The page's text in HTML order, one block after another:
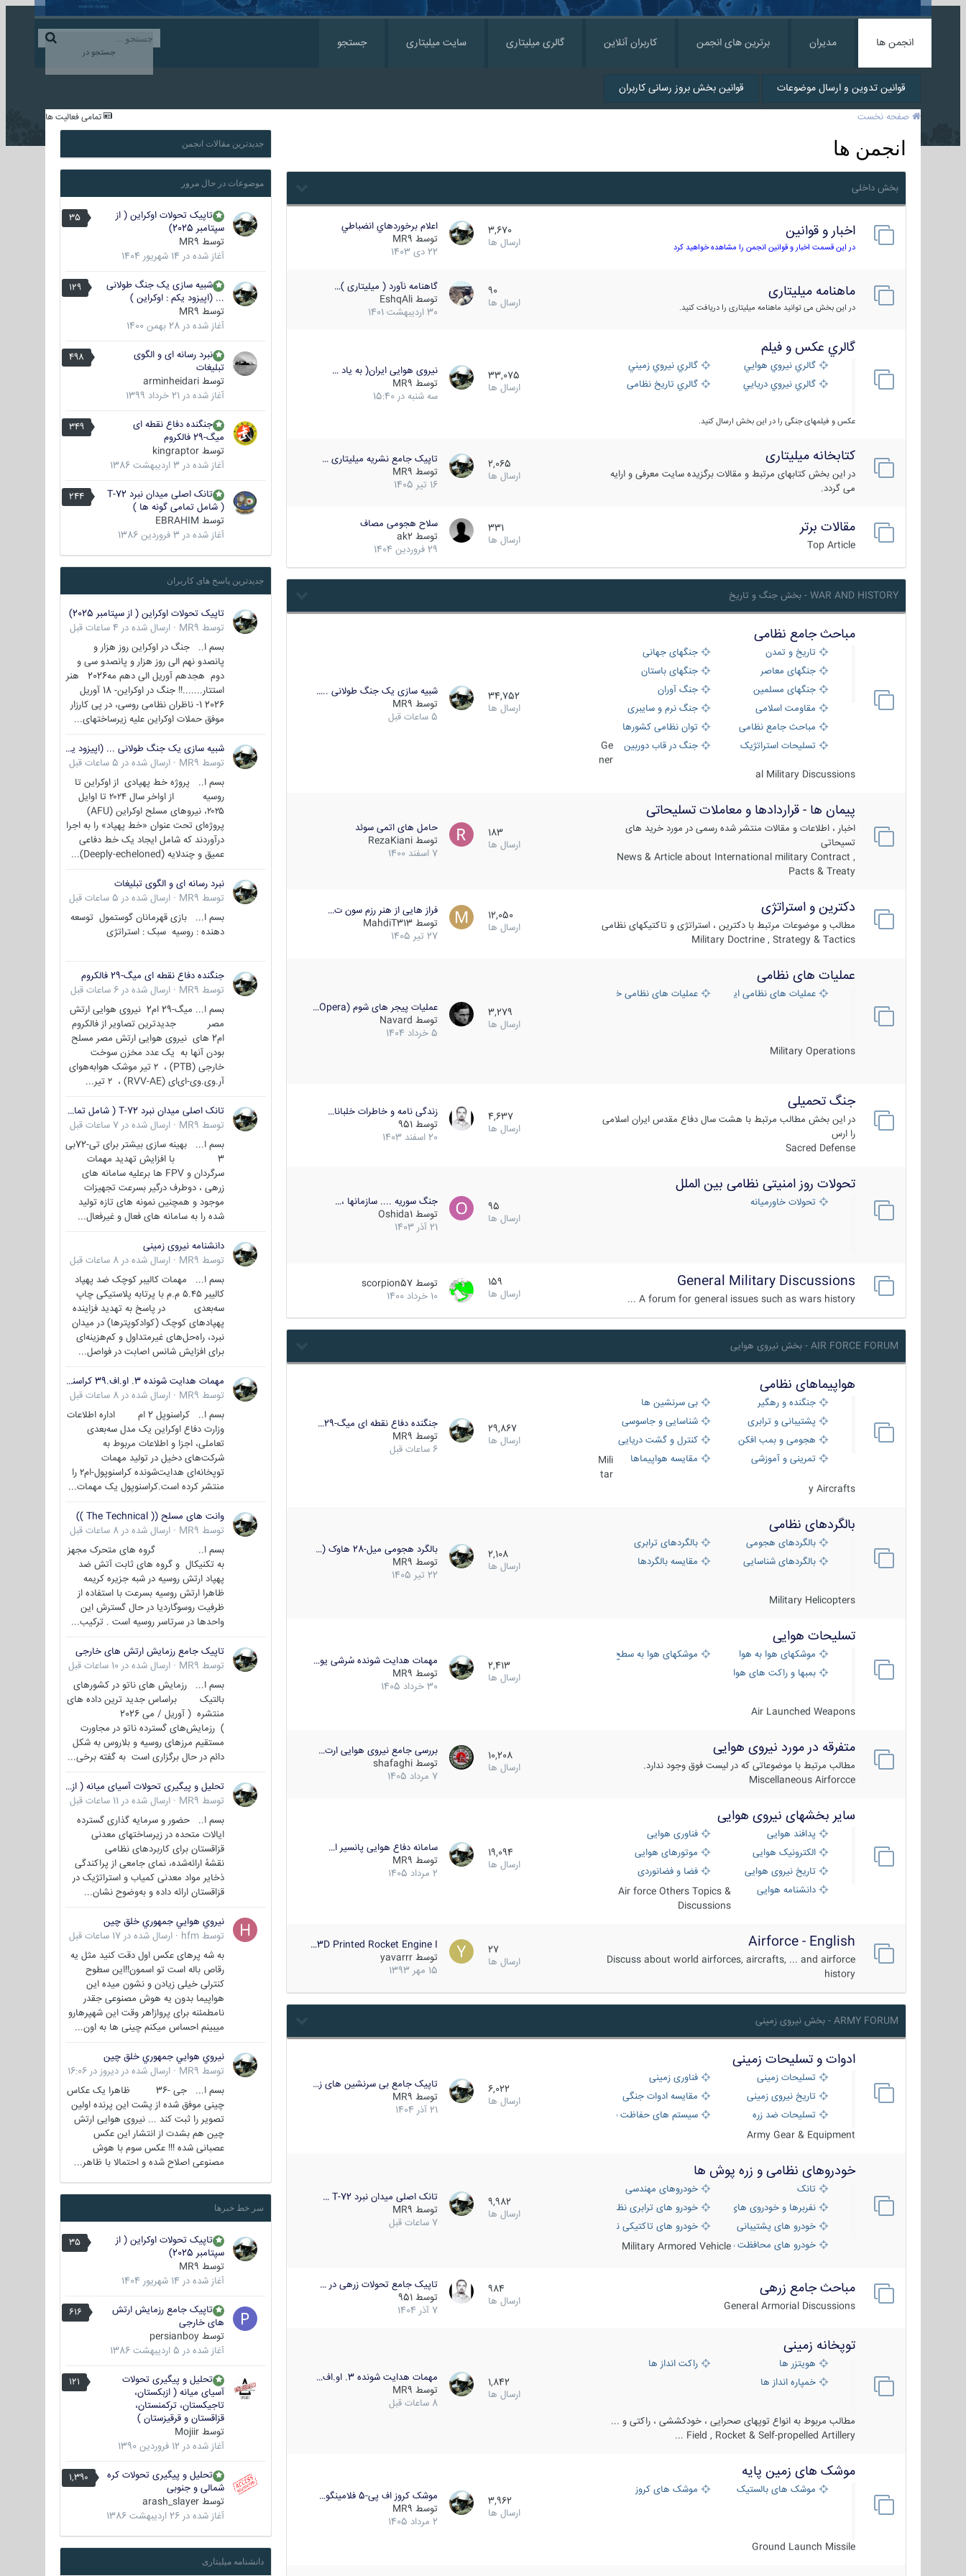
جستجو در
انجمن ها مدیران برترین های انجمن کاربران آنلاین گالری میلیتاری سایت میلیتاری جستجو
قوانین تدوین و ارسال موضوعات قوانین بخش بروز رسانی کاربران
تمامی فعالیت ها صفحه نخست
انجمن ها
بخش داخلی
اخبار و قوانین
در این قسمت اخبار و قوانین انجمن را مشاهده خواهید کرد
3,670
ارسال ها
اعلام برخوردهاي انضباطي
توسط MR9
22 دی 1403
ماهنامه میلیتاری
در این بخش می توانید ماهنامه میلیتاری را دریافت کنید.
90
ارسال ها
گاهنامه نآورد ( میلیتاری )…
توسط EshqAli
30 اردیبهشت 1401
گالري عكس و فيلم
گالري نيروي هوايي
گالري نيروي زميني
گالري نيروي دريايي
گالري تاریخ نظامی
عکس و فیلمهای جنگی را در این بخش ارسال کنید.
33,075
ارسال ها
نیروی هوایی ایران( به یاد …
توسط MR9
سه شنبه در 15:40
کتابخانه میلیتاری
در این بخش کتابهای مرتبط و مقالات برگزیده سایت معرفی و ارایه
می گردد.
2,065
ارسال ها
تاپیک جامع نشریه میلیتاری …
توسط MR9
16 تیر 1405
مقالات برتر
Top Article
331
ارسال ها
سلاح هجومی مصاف
توسط ak2
29 فروردین 1404
WAR AND HISTORY - بخش جنگ و تاریخ
مباحث جامع نظامی
تاریخ و تمدن
جنگهای جهانی
جنگهای معاصر
جنگهای باستان
جنگهای مسلمین
جنگ آوران
مقاومت اسلامی
جنگ نرم و سایبری
مباحث جامع نظامی
توان نظامی کشورها
تسلیحات استراتژیک
جنگ در قاب دوربین
Ge
ner
al Military Discussions
34,752
ارسال ها
شبیه سازی یک جنگ طولانی ..…
توسط MR9
5 ساعات قبل
پیمان ها - قراردادها و معاملات تسلیحاتی
اخبار ، اطلاعات و مقالات منتشر شده رسمی در مورد خرید های
تسیحاتی
News & Article about International military Contract ,
Pacts & Treaty
183
ارسال ها
حامل های اتمی سوئد
توسط RezaKiani
7 اسفند 1400
دکترین و استراتژی
مطالب و موضوعات مرتبط با دکترین ، استراتژی و تاکتیکهای نظامی
Military Doctrine , Strategy & Tactics
12,050
ارسال ها
فراز هایی از هنر رزم سون ت…
توسط MahdiT313
27 تیر 1405
عملیات های نظامی
عملیات های نظامی ایران عملیات های نظامی خارجی
Military Operations
3,279
ارسال ها
عملیات پیجر های شوم (Opera…
توسط Navard
5 خرداد 1404
جنگ تحمیلی
در این بخش مطالب مرتبط با هشت سال دفاع مقدس ایران اسلامی
را ارس
Sacred Defense
4,637
ارسال ها
زندگی نامه و خاطرات خلبانا…
توسط 951
20 اسفند 1403
تحولات روز امنیتی نظامی بین الملل
تحولات خاورمیانه
95
ارسال ها
جنگ سوریه .... سازمانها ،…
توسط Oshida1
21 آذر 1403
General Military Discussions
A forum for general issues such as wars history ...
159
ارسال ها
توسط scorpion57
10 خرداد 1400
AIR FORCE FORUM - بخش نیروی هوایی
هواپیماهای نظامی
جنگنده و رهگیر
بی سرنشین ها
پشتیبانی و ترابری
شناسایی و جاسوسی
هجومی و بمب افکن
کنترل و گشت دریایی
تمرینی و آموزشی
مقایسه هواپیماها
Mili
tar
y Aircrafts
29,867
ارسال ها
جنگنده دفاع نقطه ای میگ-29…
توسط MR9
6 ساعات قبل
بالگردهای نظامی
بالگردهای هجومی
بالگردهای ترابری
بالگردهای شناسایی
مقایسه بالگردها
Military Helicopters
2,108
ارسال ها
بالگرد هجومی میل-28 هاوک (…
توسط MR9
22 تیر 1405
تسلیحات هوایی
موشکهای هوا به هوا
موشکهای هوا به سطح
بمبها و راکت های هوایی
Air Launched Weapons
2,413
ارسال ها
مهمات هدایت شونده سُرشی یو…
توسط MR9
30 خرداد 1405
متفرقه در مورد نیروی هوایی
مطالب مرتبط با موضوعاتی که در لیست فوق وجود ندارد.
Miscellaneous Airforcce
10,208
ارسال ها
بررسی جامع نیروی هوایی ارت…
توسط shafaghi
7 مرداد 1405
سایر بخشهای نیروی هوایی
پدافند هوایی
فناوری هوایی
الکترونیک هوایی
موتورهای هوایی
تاریخ نیروی هوایی
فضا و فضانوردی
دانشنامه هوایی
Air force Others Topics &
Discussions
19,094
ارسال ها
سامانه دفاع هوایی پانسیر ا…
توسط MR9
2 مرداد 1405
Airforce - English
Discuss about world airforces, aircrafts, ... and airforce
history
27
ارسال ها
3D Printed Rocket Engine I…
توسط yavarrr
15 مهر 1393
ARMY FORUM - بخش نیروی زمینی
ادوات و تسلیحات زمینی
تسلیحات زمینی
فناوری زمینی
تاریخ نیروی زمینی
مقایسه ادوات جنگی
تسلیحات ضد زره
سیستم های حفاظت فعال
Army Gear & Equipment
6,022
ارسال ها
تاپیک جامع بی سرنشین های ز…
توسط MR9
21 آذر 1404
خودروهای نظامی و زره پوش ها
تانک
خودروهای مهندسی
نفربرها و خودروی های رزمی پیاده نظامخودرو های ترابری نظامی
خودرو های پشتیبانی آتش ، شناسایی و ضد تانک
خودرو های تاکتیکی نظامی
خودرو های محافظت شدهMilitary Armored Vehicle
9,982
ارسال ها
تانک اصلی میدان نبرد T-72 …
توسط MR9
7 ساعات قبل
مباحث جامع زرهی
General Armorial Discussions
984
ارسال ها
تاپیک جامع تحولات زرهی در …
توسط 951
7 آذر 1404
توپخانه زمینی
هویتزر ها
راکت انداز ها
خمپاره انداز ها
مطالب مربوط به انواع توپهای صحرایی ، خودکششی ، راکتی و ...
Field , Rocket & Self-propelled Artillery ...
1,842
ارسال ها
مهمات هدایت شونده 3. او.اف…
توسط MR9
8 ساعات قبل
موشک های زمین پایه
موشک های بالستیک موشک های کروز
Ground Launch Missile
3,962
ارسال ها
موشک کروز اف پی-5 فلامینگو…
توسط MR9
2 مرداد 1405
جدیدترین مقالات انجمن
موضوعات در حال مرور
35
تاپیک تحولات اوکراین ( از
سپتامبر 2025)
توسط MR9
آغاز شده در 14 شهریور 1404
129
شبیه سازی یک جنگ طولانی
... (اپیزود یکم : اوکراین )
توسط MR9
آغاز شده در 28 بهمن 1400
498
نبرد رسانه ای و الگوی
تبلیغات
توسط arminheidari
آغاز شده در 21 خرداد 1399
349
جنگنده دفاع نقطه ای
میگ-29 فالکروم
توسط kingraptor
آغاز شده در 3 اردیبهشت 1386
244
تانک اصلی میدان نبرد T-72
( شامل تمامی گونه ها )
توسط EBRAHIM
آغاز شده در 3 فروردین 1386
جدیدترین پاسخ های کاربران
تاپیک تحولات اوکراین ( از سپتامبر 2025)
توسط MR9
· ارسال شده در 4 ساعات قبل
بسم ا.. جنگ در اوکراین روز هزار و
پانصدو نهم الی روز هزار و پانصدو سی و
دوم هجدهم آوریل الی دهم مه2026 هنر
استتار.......!! جنگ در اوکراین- 18 آوریل
2026 1- ناظران نظامی روسی، در پی کارزار
موفق حملات اوکراین علیه زیرساختهای...
شبیه سازی یک جنگ طولانی ... (اپیزود یکم : اوکراین )
توسط MR9
· ارسال شده در 5 ساعات قبل
بسم ا.. پروژه خط پهپادی از اوکراین تا
روسیه از اواخر سال ۲۰۲۴ تا اوایل
۲۰۲۵، نیروهای مسلح اوکراین (AFU)
پروژه‌ای تحت عنوان «خط پهپاد» را به اجرا
درآوردند که شامل ایجاد یک خط دفاعی
عمیق و چندلایه (Deeply-echeloned)...
نبرد رسانه ای و الگوی تبلیغات
توسط MR9
· ارسال شده در 5 ساعات قبل
بسم ا... بازی قهرمانان گوستمول توسعه
دهنده : روسیه سبک : استراتژی
جنگنده دفاع نقطه ای میگ-29 فالکروم
توسط MR9
· ارسال شده در 6 ساعات قبل
بسم ا... میگ-29 ام2 نیروی هوایی ارتش
مصر جدیدترین تصاویر از فالکروم
ام2 های نیروی هوایی ارتش مصر مسلح
بودن آنها به یک عدد مخزن سوخت
خارجی (PTB) ، ۲ تیر موشک هوابه‌هوای
آر.وی.وی-ای‌ای (RVV-AE) ، ۲ تیر...
تانک اصلی میدان نبرد T-72 ( شامل تمامی گونه ها )
توسط MR9
· ارسال شده در 7 ساعات قبل
بسم ا... بهینه سازی بیشتر برای تی-72بی
3 با افزایش تهدید مهمات
سرگردان و FPV ها برعلیه سامانه های
زرهی ، دوطرف درگیر بسرعت تجهیزات
موجود و همچنین نمونه های تازه تولید
شده را به سامانه های فعال و غیرفعال...
دانشنامه نیروی زمینی
توسط MR9
· ارسال شده در 8 ساعات قبل
بسم ا... مهمات کالیبر کوچک ضد پهپاد
کالیبر ۵.۴۵ م.م با پرتابه پلاستیکی چاپ
سه‌بعدی در پاسخ به تهدید فزاینده
پهپادهای کوچک (کوادکوپترها) در میدان
نبرد، راه‌حل‌های غیرمتداول و کم‌هزینه‌ای
برای افزایش شانس اصابت در فواصل...
مهمات هدایت شونده 3. او.اف.39 کراسنوپل/بصیر( Krasnopol 3OF39 )
توسط MR9
· ارسال شده در 8 ساعات قبل
بسم ا.. کراسنوپل 2 ام اداره اطلاعات
وزارت دفاع اوکراین یک مدل سه‌بعدی
تعاملی، اجزا و اطلاعات مربوط به
شرکت‌های دخیل در تولید مهمات
توپخانه‌ای هدایت‌شونده کراسنوپول-ام۲ را
منتشر کرده است.کراسنوپول یک مهمات...
وانت های مسلح (( The Technical ))
توسط MR9
· ارسال شده در 8 ساعات قبل
بسم ا.. گروه های متحرک مجهز
به تکنیکال و گروه های ثابت آتش ضد
پهپاد ارتش روسیه در شبه جزیره کریمه
ظاهرا ارتش روسیه بسرعت با استفاده از
ظرفیت روسوگاردیا در حال گسترش این
واحدها در سرتاسر روسیه است . ترکیب...
تاپیک جامع رزمایش ارتش های خارجی
توسط MR9
· ارسال شده در 10 ساعات قبل
بسم ا... رزمایش های ناتو در کشورهای
بالتیک براساس جدید ترین داده های
منتشره ( آوریل / می 2026
) رزمایش‌های گسترده ناتو در مجاورت
مستقیم مرزهای روسیه و بلاروس به شکل
دائم در حال برگزاری است به گفته برخی...
تحلیل و پیگیری تحولات آسیای میانه ( ازبکستان، تاجیکستان، ترکمنستان، قزاقستان و قرقیزستان )
توسط MR9
· ارسال شده در 11 ساعات قبل
بسم ا.. حضور و سرمایه گذاری گسترده
ایالات متحده در زیرساختهای معدنی
قزاقستان برای کاربردهای نظامی
نقشهٔ ارائه‌شده، نمای جامعی از پراکندگی
ذخایر مواد معدنی کمیاب و استراتژیک در
قزاقستان ارائه داده و به‌وضوح نشان...
نيروي هوايي جمهوري خلق چين
توسط hfm
· ارسال شده در 17 ساعات قبل
به شه پرهای عکس اول دقت کنید مثل یه
رقاص باله است تو اسمون!!این سطوح
کنترلی خیلی زیادن و نشون میده این
هواپیما بدون یه هوش مصنوعی جقدر
نامطمئنه برای پرواز!هر وقت این شهپرهارو
میبینم احساس میکنم چینی ها به اون...
نيروي هوايي جمهوري خلق چين
توسط MR9
· ارسال شده در دیروز در 16:06
بسم ا... جی -36 ظاهرا یک عکاس
چینی موفق شده از پشت این پرنده اولین
تصویر را ثبت کند ... نیروی هوایی ارتش
چین هم بشدت از انتشار این عکس
عصبانی شده !!! عکس سوم با هوش
مصنوعی اصلاح شده و احتمالا با ظاهر...
سر خط خبرها
35
تاپیک تحولات اوکراین ( از
سپتامبر 2025)
توسط MR9
آغاز شده در 14 شهریور 1404
616
تاپیک جامع رزمایش ارتش
های خارجی
توسط persianboy
آغاز شده در 5 اردیبهشت 1386
121
تحلیل و پیگیری تحولات
آسیای میانه ( ازبکستان،
تاجیکستان، ترکمنستان،
قزاقستان و قرقیزستان )
توسط Mojiir
آغاز شده در 12 فروردین 1390
1,390
تحلیل و پیگیری تحولات کره
شمالی و جنوبی
توسط arash_slayer
آغاز شده در 26 اردیبهشت 1386
دانشنامه میلیتاری